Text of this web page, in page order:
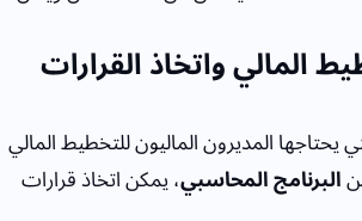
المالي واتخاذ القرارات
يحتاجها المديرون الماليون للتخطيط المالي
البرنامج المحاسبي، يمكن اتخاذ قرارات